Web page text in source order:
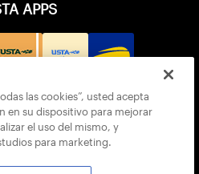
APPS
las cookies”, usted acepta
en su dispositivo para mejorar
el uso del mismo, y
para marketing.